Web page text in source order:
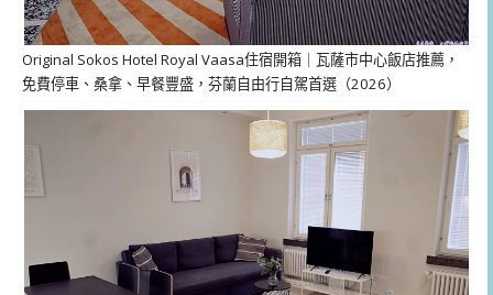
Original Sokos Hotel Royal Vaasa住宿開箱｜瓦薩市中心飯店推薦，
免費停車、桑拿、早餐豐盛，芬蘭自由行自駕首選（2026）